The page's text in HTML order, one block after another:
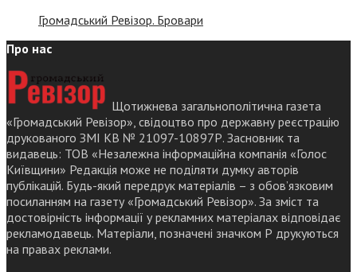
Громадський Ревізор. Бровари
Про нас
Щотижнева загальнополітична газета
«Громадський Ревізор», свідоцтво про державну реєстрацію
друкованого ЗМІ КВ № 21097-10897Р. Засновник та
видавець: ТОВ «Незалежна інформаційна компанія «Голос
Київщини» Редакція може не поділяти думку авторів
публікацій. Будь-який передрук матеріалів – з обов’язковим
посиланням на газету «Громадський Ревізор». За зміст та
достовірність інформації у рекламних матеріалах відповідає
рекламодавець. Матеріали, позначені значком Р друкуються
на правах реклами.